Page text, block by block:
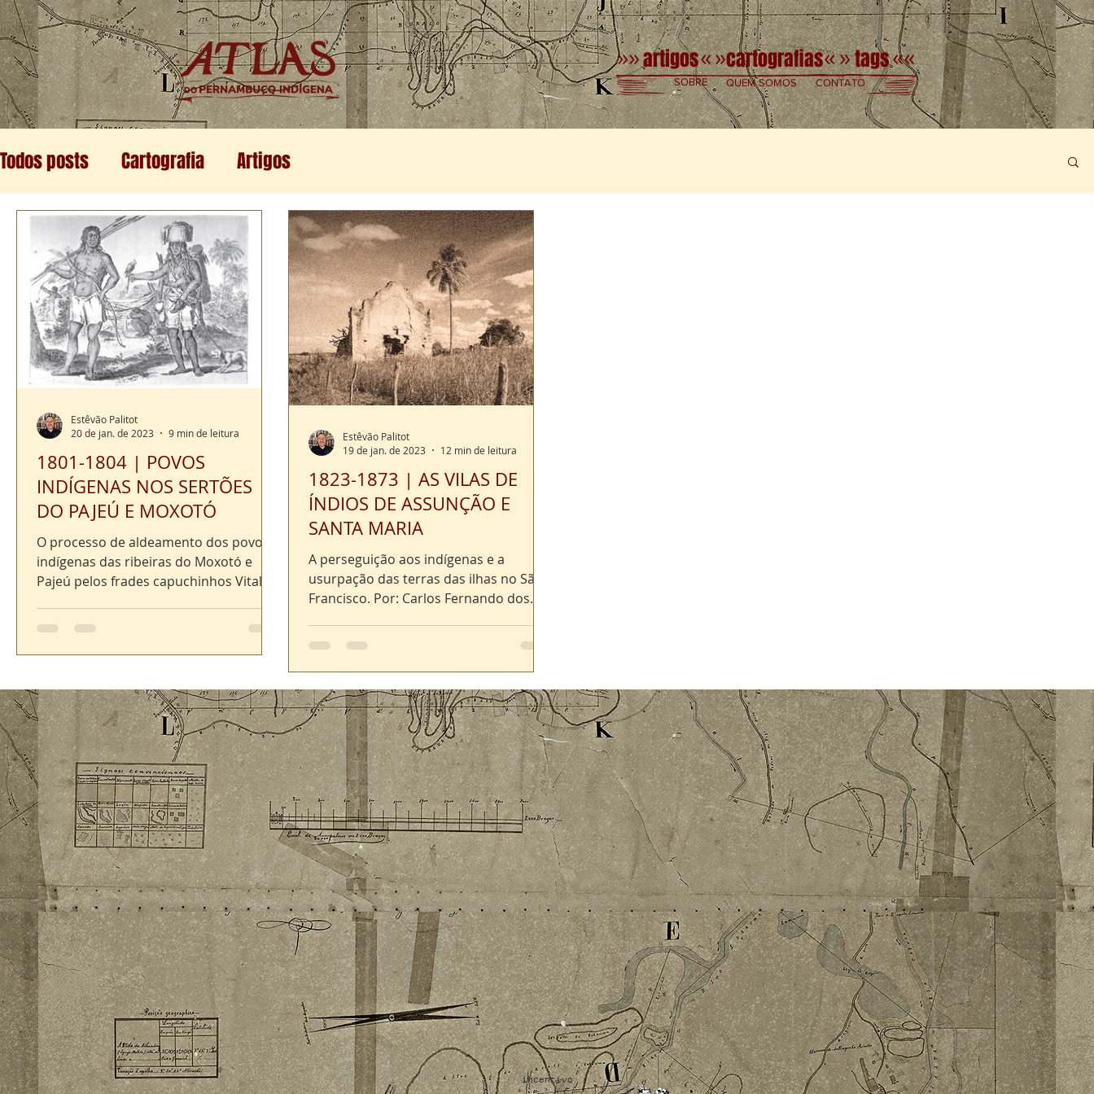
SOBRE QUEM SOMOS CONTATO
artigos«
»» »cartografias« tags««
»
Todos posts Cartografia Artigos
1801-1804 | POVOS
INDÍGENAS NOS SERTÕES
DO PAJEÚ E MOXOTÓ
O processo de aldeamento dos povos
indígenas das ribeiras do Moxotó e
Pajeú pelos frades capuchinhos Vital de
Estêvão Palitot
20 de jan. de 2023
9 min de leitura
1823-1873 | AS VILAS DE
ÍNDIOS DE ASSUNÇÃO E
SANTA MARIA
A perseguição aos indígenas e a
usurpação das terras das ilhas no São
Francisco. Por: Carlos Fernando dos
Estêvão Palitot
19 de jan. de 2023
12 min de leitura
incentivo